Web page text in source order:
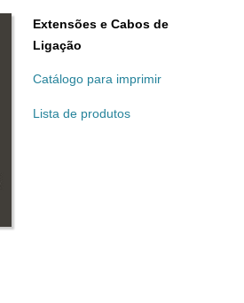
Extensões e Cabos de
Ligação
Catálogo para imprimir
Lista de produtos